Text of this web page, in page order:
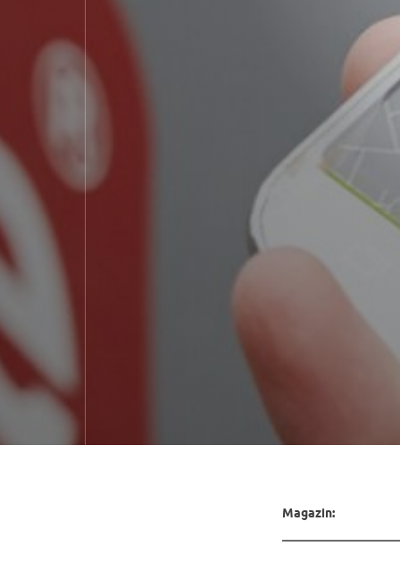
Magazin: